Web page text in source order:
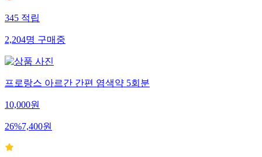
345적립
2,204명구매중
프로랑스 아르간 간편 염색약 5회분
10,000원
26%7,400원